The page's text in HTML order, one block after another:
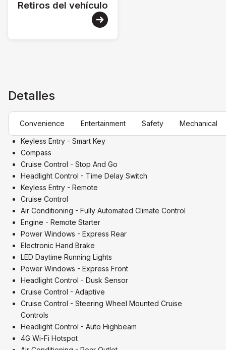
Retiros del vehículo
Detalles
Convenience Entertainment Safety Mechanical
Keyless Entry - Smart Key
Compass
Cruise Control - Stop And Go
Headlight Control - Time Delay Switch
Keyless Entry - Remote
Cruise Control
Air Conditioning - Fully Automated Climate Control
Engine - Remote Starter
Power Windows - Express Rear
Electronic Hand Brake
LED Daytime Running Lights
Power Windows - Express Front
Headlight Control - Dusk Sensor
Cruise Control - Adaptive
Cruise Control - Steering Wheel Mounted Cruise
Controls
Headlight Control - Auto Highbeam
4G Wi-Fi Hotspot